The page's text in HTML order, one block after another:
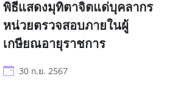
พิธีแสดงมุทิตาจิตแด่บุคลากร
หน่วยตรวจสอบภายในผู้
เกษียณอายุราชการ
30 ก.ย. 2567